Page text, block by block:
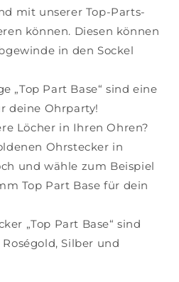
mit unserer Top-Parts-
können. Diesen können
in den Sockel
„Top Part Base“ sind eine
deine Ohrparty!
Löcher in Ihren Ohren?
Ohrstecker in
und wähle zum Beispiel
Top Part Base für dein
„Top Part Base“ sind
Silber und